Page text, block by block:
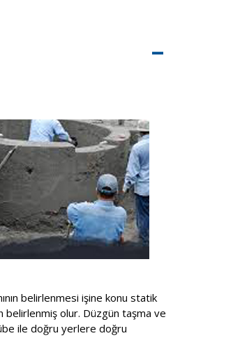
–
belirlenmesi işine konu statik
belirlenmiş olur. Düzgün taşma ve
ile doğru yerlere doğru